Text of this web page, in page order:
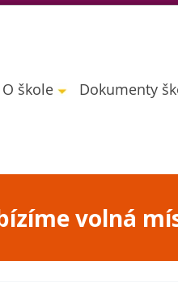
O škole Dokumenty
volná